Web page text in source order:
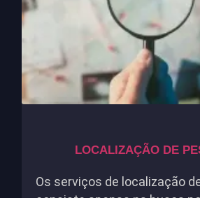
LOCALIZAÇÃO DE
Os serviços de localização